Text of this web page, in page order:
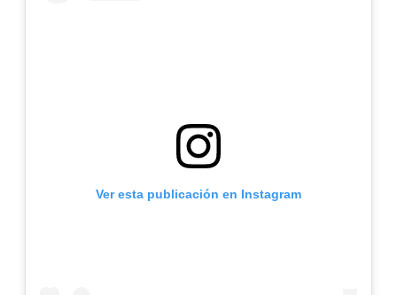
Ver esta publicación en Instagram